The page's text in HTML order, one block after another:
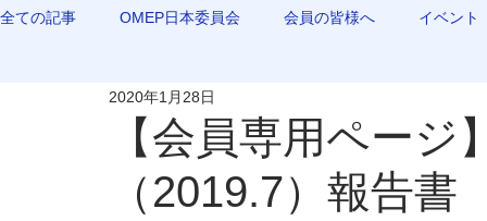
全ての記事 OMEP日本委員会 会員の皆様へ イベント
EXCO-COMMUNICATION
【会員専用ペー
（2019.7）報告書
2020年1月28日